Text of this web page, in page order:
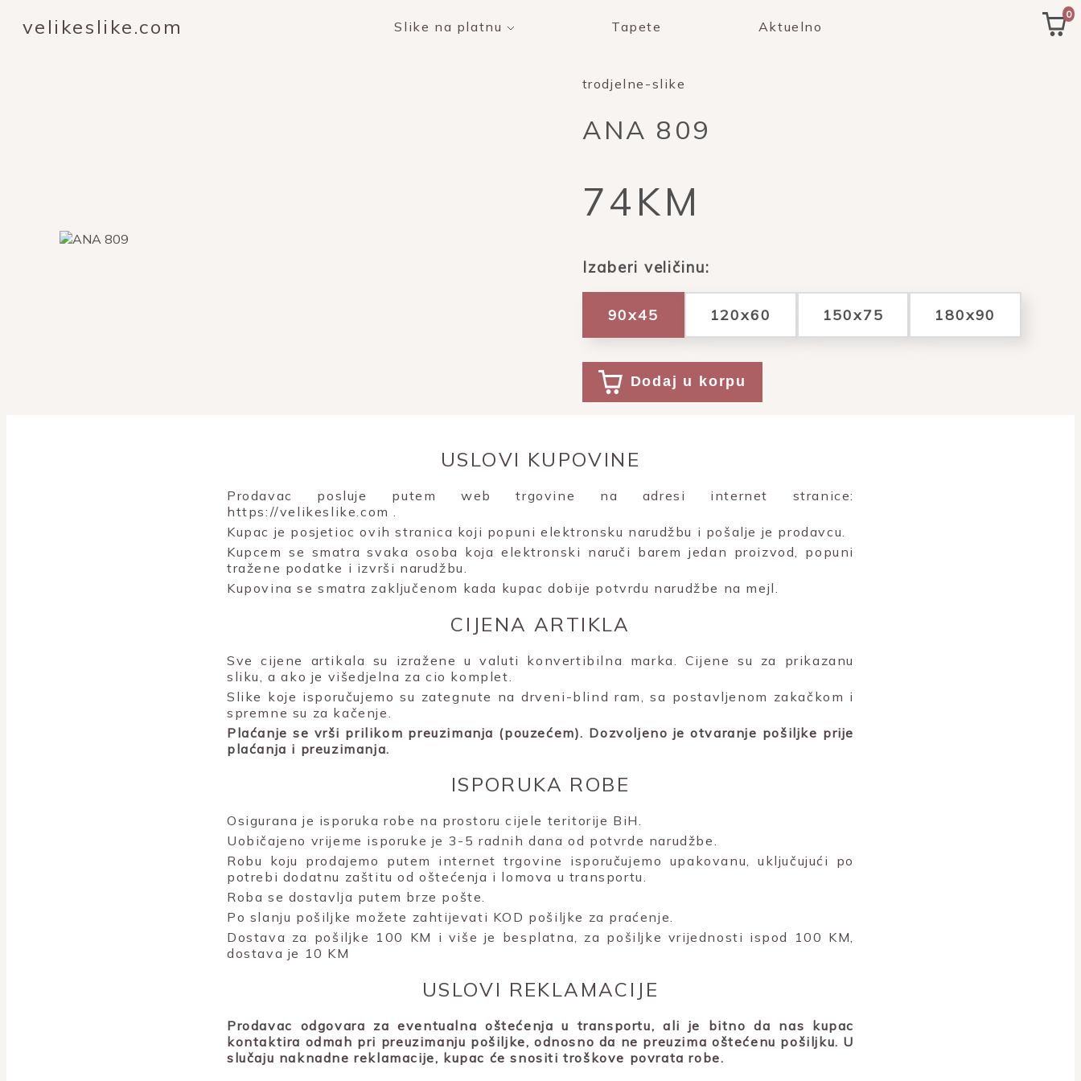
velikeslike.com Slike na platnu Tapete Aktuelno
0
trodjelne-slike
ANA 809
74KM
Izaberi veličinu:
90x45 120x60 150x75 180x90
Dodaj u korpu
USLOVI KUPOVINE
Prodavac posluje putem web trgovine na adresi internet stranice:
https://velikeslike.com
Kupac je posjetioc ovih stranica koji popuni elektronsku narudžbu i pošalje je prodavcu.
Kupcem se smatra svaka osoba koja elektronski naruči barem jedan proizvod, popuni
tražene podatke i izvrši narudžbu.
Kupovina se smatra zaključenom kada kupac dobije potvrdu narudžbe na mejl.
CIJENA ARTIKLA
Sve cijene artikala su izražene u valuti konvertibilna marka. Cijene su za prikazanu
sliku, a ako je višedjelna za cio komplet.
Slike koje isporučujemo su zategnute na drveni-blind ram, sa postavljenom zakačkom i
spremne su za kačenje.
Plaćanje se vrši prilikom preuzimanja (pouzećem). Dozvoljeno je otvaranje pošiljke prije
plaćanja i preuzimanja.
ISPORUKA ROBE
Osigurana je isporuka robe na prostoru cijele teritorije BiH.
Uobičajeno vrijeme isporuke je 3-5 radnih dana od potvrde narudžbe.
Robu koju prodajemo putem internet trgovine isporučujemo upakovanu, uključujući po
potrebi dodatnu zaštitu od oštećenja i lomova u transportu.
Roba se dostavlja putem brze pošte.
Po slanju pošiljke možete zahtijevati KOD pošiljke za praćenje.
Dostava za pošiljke 100 KM i više je besplatna, za pošiljke vrijednosti ispod 100 KM,
dostava je 10 KM
USLOVI REKLAMACIJE
Prodavac odgovara za eventualna oštećenja u transportu, ali je bitno da nas kupac
kontaktira odmah pri preuzimanju pošiljke, odnosno da ne preuzima oštećenu pošiljku. U
slučaju naknadne reklamacije, kupac će snositi troškove povrata robe.